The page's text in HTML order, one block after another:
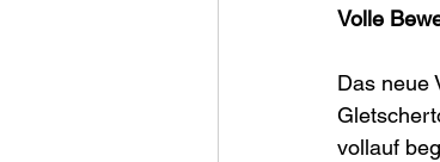
Volle
Das neue
vollauf